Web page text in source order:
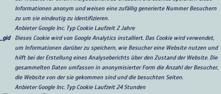
Informationen anonym und weisen eine zufällig generierte Nummer Besuchern
zu um sie eindeutig zu identifizieren.
Anbieter Google Inc. Typ Cookie Laufzeit 2 Jahre
_gid
Dieses Cookie wird von Google Analytics installiert. Das Cookie wird verwendet,
um Informationen darüber zu speichern, wie Besucher eine Website nutzen und
hilft bei der Erstellung eines Analyseberichts über den Zustand der Website. Die
gesammelten Daten umfassen in anonymisierter Form die Anzahl der Besucher,
die Website von der sie gekommen sind und die besuchten Seiten.
Anbieter Google Inc. Typ Cookie Laufzeit 24 Stunden